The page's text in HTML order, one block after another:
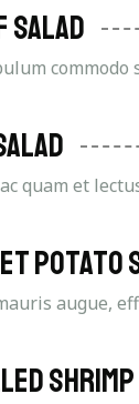
Salad
quam et
Potato
augue,
Shrimp